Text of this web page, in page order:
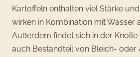
Kartoffeln enthalten viel Stärke
wirken in Kombination mit Wasser
Außerdem findet sich in der Knolle
auch Bestandteil von Bleich- oder